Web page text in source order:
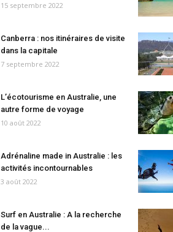
15 septembre 2022
Canberra : nos itinéraires de visite
dans la capitale
7 septembre 2022
L’écotourisme en Australie, une
autre forme de voyage
10 août 2022
Adrénaline made in Australie : les
activités incontournables
3 août 2022
Surf en Australie : A la recherche
de la vague...